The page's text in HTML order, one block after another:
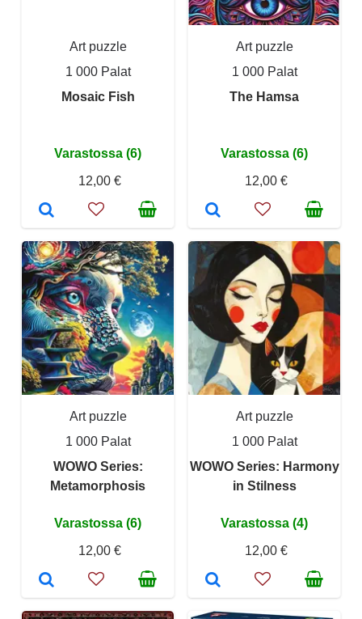
Art puzzle
1 000 Palat
Mosaic Fish
Varastossa (6)
12,00 €
Art puzzle
1 000 Palat
The Hamsa
Varastossa (6)
12,00 €
Art puzzle
1 000 Palat
WOWO Series:
Metamorphosis
Varastossa (6)
12,00 €
Art puzzle
1 000 Palat
WOWO Series: Harmony
in Stilness
Varastossa (4)
12,00 €